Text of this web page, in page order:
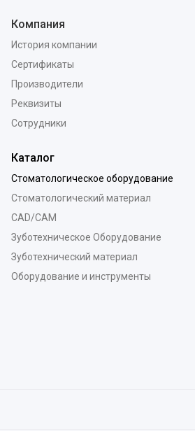
Компания
История компании
Сертификаты
Производители
Реквизиты
Сотрудники
Каталог
Стоматологическое оборудование
Стоматологический материал
CAD/CAM
Зуботехническое Оборудование
Зуботехнический материал
Оборудование и инструменты